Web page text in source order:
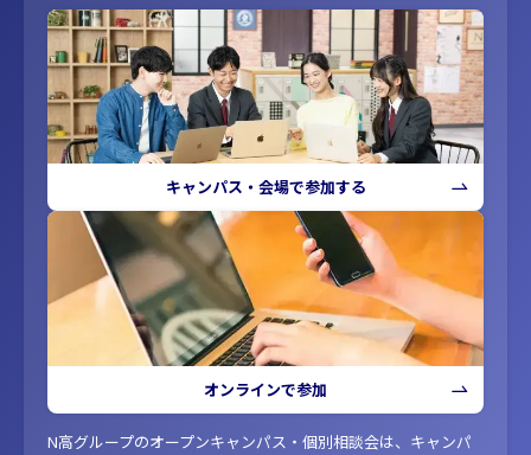
キャンパス・会場で参加する
オンラインで参加
N高グループのオープンキャンパス・個別相談会は、キャンパ